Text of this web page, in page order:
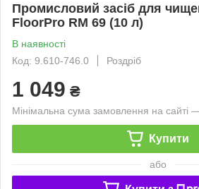
Промисловий засіб для
FloorPro RM 69 (10 л)
В наявності
Код: 9.610-746.0
Роздріб
1 049 ₴
Мінімальна сума замовлення на сайті
Купити
або